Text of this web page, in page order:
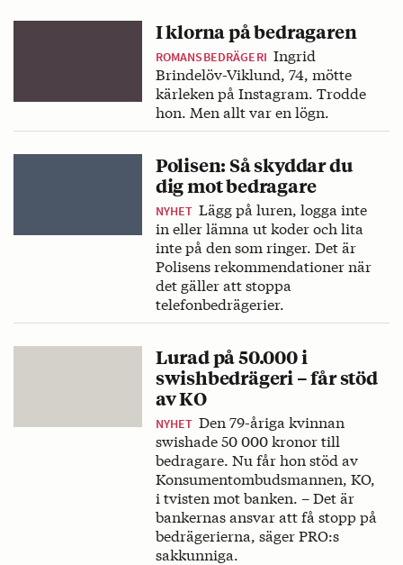
I klorna på bedragaren
ROMANSBEDRÄGERI Ingrid
Brindelöv-Viklund, 74, mötte
kärleken på Instagram. Trodde
hon. Men allt var en lögn.
Polisen: Så skyddar du
dig mot bedragare
NYHET Lägg på luren, logga inte
in eller lämna ut koder och lita
inte på den som ringer. Det är
Polisens rekommendationer när
det gäller att stoppa
telefonbedrägerier.
Lurad på 50.000 i
swishbedrägeri – får stöd
av KO
NYHET Den 79-åriga kvinnan
swishade 50 000 kronor till
bedragare. Nu får hon stöd av
Konsumentombudsmannen, KO,
i tvisten mot banken. – Det är
bankernas ansvar att få stopp på
bedrägerierna, säger PRO:s
sakkunniga.